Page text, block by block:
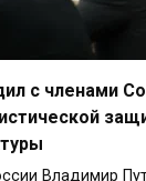
с членами
Владимир